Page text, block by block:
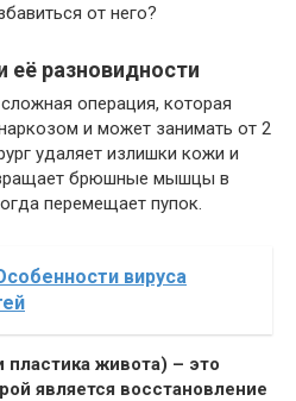
от него?
разновидности
операция, которая
и может занимать от 2
удаляет излишки кожи и
брюшные мышцы в
перемещает пупок.
вируса
живота) – это
является восстановление